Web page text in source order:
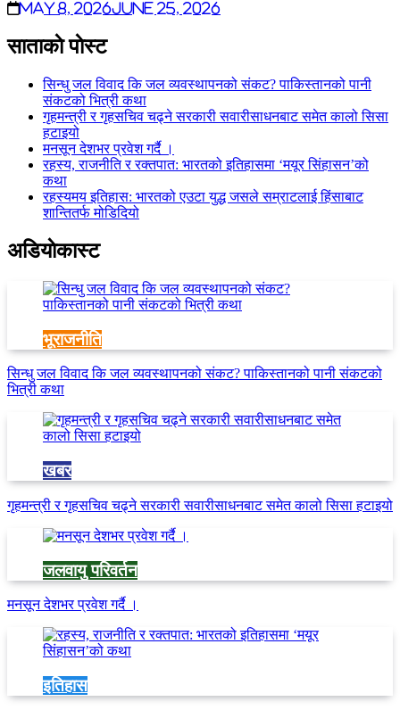
May 8, 2026June 25, 2026
साताकाे पाेस्ट
सिन्धु जल विवाद कि जल व्यवस्थापनको संकट? पाकिस्तानको पानी
संकटको भित्री कथा
गृहमन्त्री र गृहसचिव चढ्ने सरकारी सवारीसाधनबाट समेत कालो सिसा
हटाइयो
मनसून देशभर प्रवेश गर्दै ।
रहस्य, राजनीति र रक्तपात: भारतको इतिहासमा ‘मयूर सिंहासन’को
कथा
रहस्यमय इतिहास: भारतको एउटा युद्ध जसले सम्राटलाई हिंसाबाट
शान्तितर्फ मोडिदियो
अडियाेकास्ट
भूराजनीति
सिन्धु जल विवाद कि जल व्यवस्थापनको संकट? पाकिस्तानको पानी संकटको
भित्री कथा
खबर
गृहमन्त्री र गृहसचिव चढ्ने सरकारी सवारीसाधनबाट समेत कालो सिसा हटाइयो
जलवायु परिवर्तन
मनसून देशभर प्रवेश गर्दै ।
इतिहास